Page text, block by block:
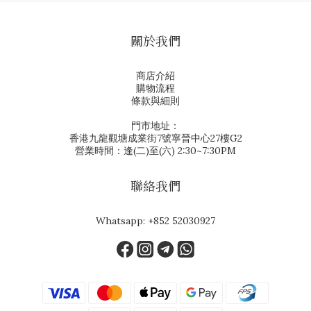
關於我們
商店介紹
購物流程
條款與細則
門市地址：
香港九龍觀塘成業街7號寧晉中心27樓G2
營業時間：逢(二)至(六) 2:30~7:30PM
聯絡我們
Whatsapp: +852 52030927